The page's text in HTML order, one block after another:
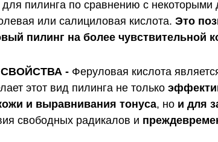
пилинга по сравнению с некоторыми
или салициловая кислота. Это
пилинг на более чувствительной
- Феруловая кислота
этот вид пилинга не только
и выравнивания тонуса, но и для
свободных радикалов и